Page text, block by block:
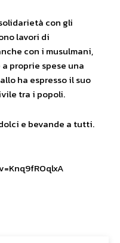
con gli
lavori di
con i musulmani,
proprie spese una
ha espresso il suo
tra i popoli.
e bevande a tutti.